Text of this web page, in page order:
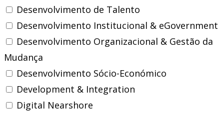
Desenvolvimento de Talento
Desenvolvimento Institucional & eGovernment
Desenvolvimento Organizacional & Gestão da
Mudança
Desenvolvimento Sócio-Económico
Development & Integration
Digital Nearshore